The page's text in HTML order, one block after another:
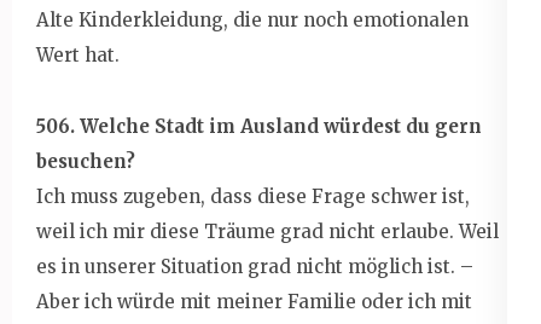
Alte Kinderkleidung, die nur noch emotionalen
Wert hat.
506. Welche Stadt im Ausland würdest du gern
besuchen?
Ich muss zugeben, dass diese Frage schwer ist,
weil ich mir diese Träume grad nicht erlaube. Weil
es in unserer Situation grad nicht möglich ist. –
Aber ich würde mit meiner Familie oder ich mit